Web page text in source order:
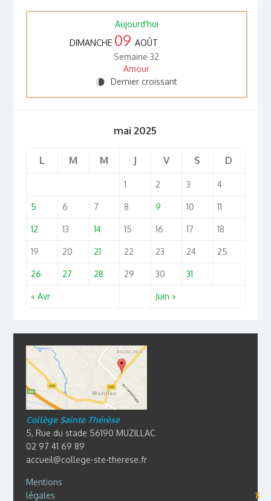
Aujourd'hui
DIMANCHE 09 AOÛT
Semaine 32
Amour
W Dernier croissant
mai 2025
L M M J V S D
« Avr Juin »
1 2 3 4
5 6 7 8 9 10 11
12 13 14 15 16 17 18
19 20 21 22 23 24 25
26 27 28 29 30 31
Collège Sainte Thérèse
5, Rue du stade 56190 MUZILLAC
02 97 41 69 89
accueil@college-ste-therese.fr
Mentions
légales
⊼